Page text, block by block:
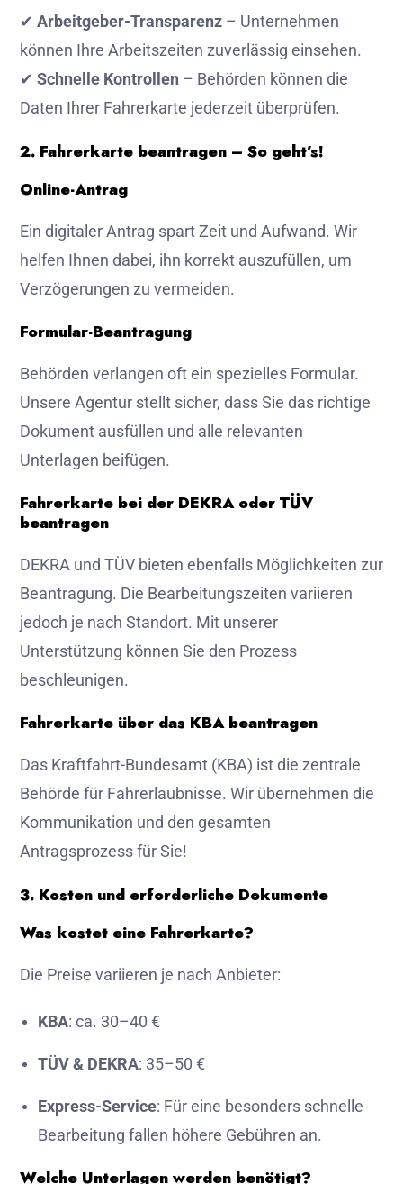
✔ Arbeitgeber-Transparenz – Unternehmen
können Ihre Arbeitszeiten zuverlässig einsehen.
✔ Schnelle Kontrollen – Behörden können die
Daten Ihrer Fahrerkarte jederzeit überprüfen.
2. Fahrerkarte beantragen – So geht’s!
Online-Antrag
Ein digitaler Antrag spart Zeit und Aufwand. Wir
helfen Ihnen dabei, ihn korrekt auszufüllen, um
Verzögerungen zu vermeiden.
Formular-Beantragung
Behörden verlangen oft ein spezielles Formular.
Unsere Agentur stellt sicher, dass Sie das richtige
Dokument ausfüllen und alle relevanten
Unterlagen beifügen.
Fahrerkarte bei der DEKRA oder TÜV
beantragen
DEKRA und TÜV bieten ebenfalls Möglichkeiten zur
Beantragung. Die Bearbeitungszeiten variieren
jedoch je nach Standort. Mit unserer
Unterstützung können Sie den Prozess
beschleunigen.
Fahrerkarte über das KBA beantragen
Das Kraftfahrt-Bundesamt (KBA) ist die zentrale
Behörde für Fahrerlaubnisse. Wir übernehmen die
Kommunikation und den gesamten
Antragsprozess für Sie!
3. Kosten und erforderliche Dokumente
Was kostet eine Fahrerkarte?
Die Preise variieren je nach Anbieter:
KBA: ca. 30–40 €
TÜV & DEKRA: 35–50 €
Express-Service: Für eine besonders schnelle
Bearbeitung fallen höhere Gebühren an.
Welche Unterlagen werden benötigt?